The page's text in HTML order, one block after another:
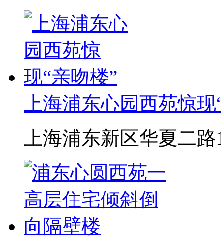
上海浦东心园西苑惊
上海浦东新区华夏二